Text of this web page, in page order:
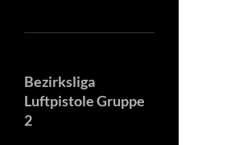
Bezirksliga
Luftpistole Gruppe
2